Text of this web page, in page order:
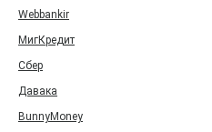
Webbankir
МигКредит
Сбер
Давака
BunnyMoney